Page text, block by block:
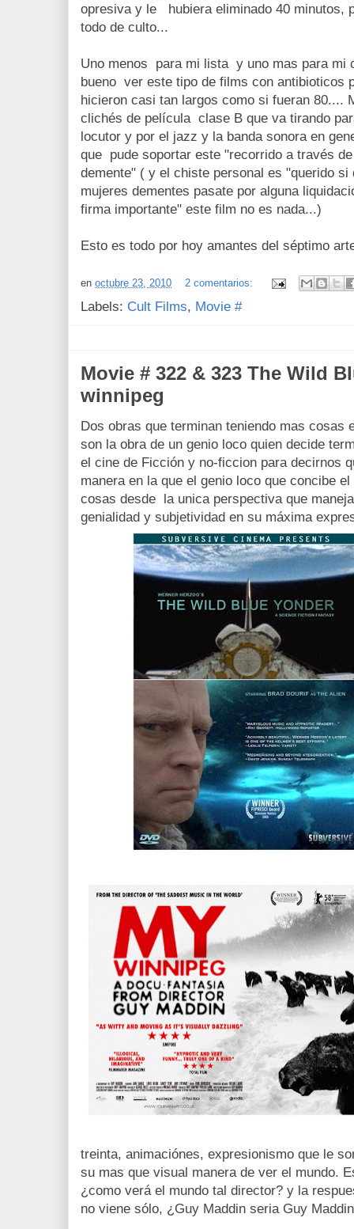
opresiva y le hubiera eliminado 40 minutos,
todo de culto...
Uno menos para mi lista y uno mas para mi
bueno ver este tipo de films con antibioticos
hicieron casi tan largos como si fueran 80....
clichés de película clase B que va tirando
locutor y por el jazz y la banda sonora en
que pude soportar este "recorrido a través
demente" ( y el chiste personal es "querido si
mujeres dementes pasate por alguna
firma importante" este film no es nada...)
Esto es todo por hoy amantes del séptimo
en octubre 23, 2010 2 comentarios:
Labels: Cult Films, Movie #
Movie # 322 & 323 The Wild
winnipeg
Dos obras que terminan teniendo mas cosas
son la obra de un genio loco quien decide
el cine de Ficción y no-ficcion para decirnos
manera en la que el genio loco que concibe
cosas desde la unica perspectiva que
genialidad y subjetividad en su máxima
treinta, animaciónes, expresionismo que le
su mas que visual manera de ver el mundo.
¿como verá el mundo tal director? y la
no viene sólo, ¿Guy Maddin seria Guy